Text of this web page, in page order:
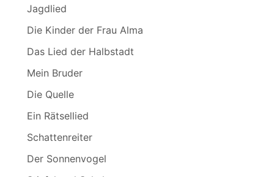
Jagdlied
Die Kinder der Frau Alma
Das Lied der Halbstadt
Mein Bruder
Die Quelle
Ein Rätsellied
Schattenreiter
Der Sonnenvogel